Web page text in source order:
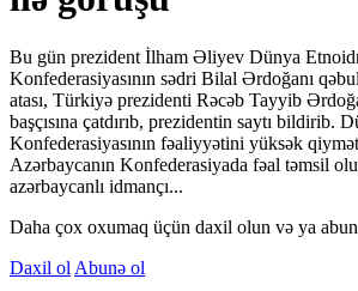
Bu gün prezident İlham Əliyev Dünya
Konfederasiyasının sədri Bilal Ərdoğanı
atası, Türkiyə prezidenti Rəcəb Tayyib
başçısına çatdırıb, prezidentin saytı bildirib.
Konfederasiyasının fəaliyyətini yüksək
Azərbaycanın Konfederasiyada fəal təmsil
azərbaycanlı idmançı...
Daha çox oxumaq üçün daxil olun və ya
Daxil ol Abunə ol